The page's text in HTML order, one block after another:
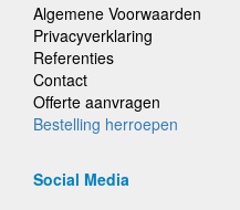
Algemene Voorwaarden
Privacyverklaring
Referenties
Contact
Offerte aanvragen
Bestelling herroepen
Social Media